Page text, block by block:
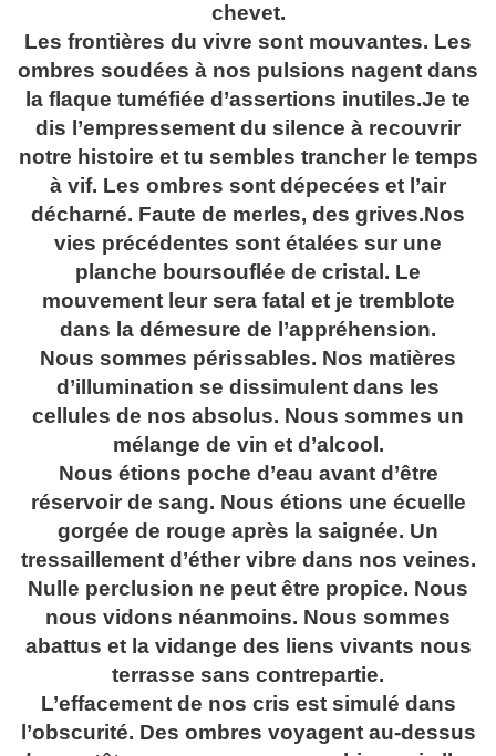
chevet.
Les frontières du vivre sont mouvantes. Les
ombres soudées à nos pulsions nagent dans
la flaque tuméfiée d’assertions inutiles.Je te
dis l’empressement du silence à recouvrir
notre histoire et tu sembles trancher le temps
à vif. Les ombres sont dépecées et l’air
décharné. Faute de merles, des grives.Nos
vies précédentes sont étalées sur une
planche boursouflée de cristal. Le
mouvement leur sera fatal et je tremblote
dans la démesure de l’appréhension.
Nous sommes périssables. Nos matières
d’illumination se dissimulent dans les
cellules de nos absolus. Nous sommes un
mélange de vin et d’alcool.
Nous étions poche d’eau avant d’être
réservoir de sang. Nous étions une écuelle
gorgée de rouge après la saignée. Un
tressaillement d’éther vibre dans nos veines.
Nulle perclusion ne peut être propice. Nous
nous vidons néanmoins. Nous sommes
abattus et la vidange des liens vivants nous
terrasse sans contrepartie.
L’effacement de nos cris est simulé dans
l’obscurité. Des ombres voyagent au-dessus